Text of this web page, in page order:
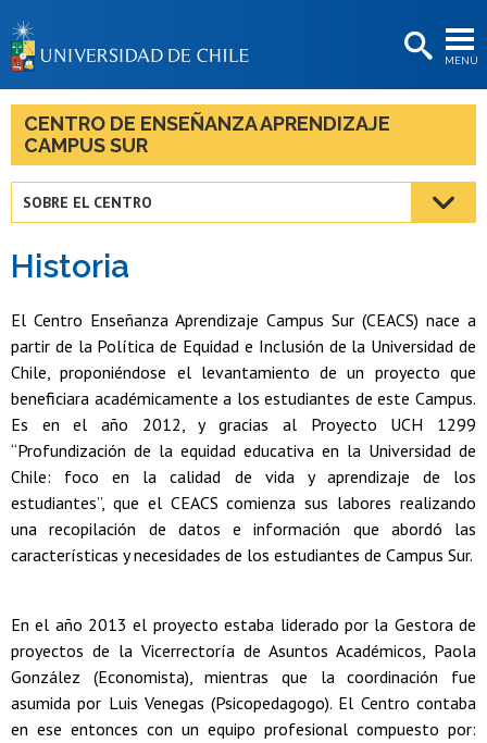
MENÚ
BIBLIOTECAS
LA UNIVERSIDAD
Egresadas/os
CENTRO DE ENSEÑANZA APRENDIZAJE
CAMPUS SUR
SOBRE EL CENTRO
Historia
El Centro Enseñanza Aprendizaje Campus Sur (CEACS) nace a
partir de la Política de Equidad e Inclusión de la Universidad de
Chile, proponiéndose el levantamiento de un proyecto que
beneficiara académicamente a los estudiantes de este Campus.
Es en el año 2012, y gracias al Proyecto UCH 1299
“Profundización de la equidad educativa en la Universidad de
Chile: foco en la calidad de vida y aprendizaje de los
estudiantes”, que el CEACS comienza sus labores realizando
una recopilación de datos e información que abordó las
características y necesidades de los estudiantes de Campus Sur.
En el año 2013 el proyecto estaba liderado por la Gestora de
proyectos de la Vicerrectoría de Asuntos Académicos, Paola
González (Economista), mientras que la coordinación fue
asumida por Luis Venegas (Psicopedagogo). El Centro contaba
en ese entonces con un equipo profesional compuesto por: